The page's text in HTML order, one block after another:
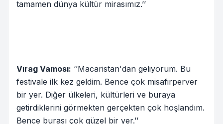
tamamen dünya kültür mirasımız.’’
Vırag Vamosı: ‘’Macaristan'dan geliyorum. Bu
festivale ilk kez geldim. Bence çok misafirperver
bir yer. Diğer ülkeleri, kültürleri ve buraya
getirdiklerini görmekten gerçekten çok hoşlandım.
Bence burası çok güzel bir yer.’’